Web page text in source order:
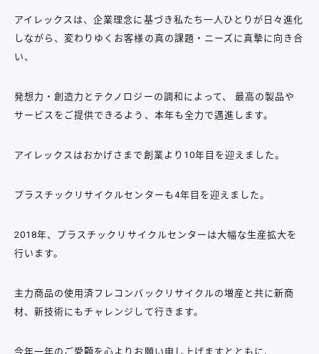
アイレックスは、企業理念に基づき私たち一人ひとりが日々進化
しながら、変わりゆくお客様の真の課題・ニーズに真摯に向き合
い、
発想力・創造力とテクノロジーの調和によって、 最高の製品や
サービスをご提供できるよう、本年も全力で邁進します。
アイレックスはおかげさまで創業より10年目を迎えました。
プラスチックリサイクルセンターも4年目を迎えました。
2018年、プラスチックリサイクルセンターは大幅な生産拡大を
行います。
主力商品の使用済フレコンバックリサイクルの増産と共に新商
材、新技術にもチャレンジして行きます。
今年一年のご愛顧を心よりお願い申し上げますとともに、